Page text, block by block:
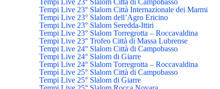
Tempi Live 23° Slalom Città Internazionale dei Marmi
Tempi Live 23° Slalom dell’Agro Ericino
Tempi Live 23° Slalom Seredda-Ittiri
Tempi Live 23° Slalom Torregrotta – Roccavaldina
Tempi Live 23° Trofeo Città di Massa Lubrense
Tempi Live 24° Slalom Città di Campobasso
Tempi Live 24° Slalom di Giarre
Tempi Live 24° Slalom Torregrotta – Roccavaldina
Tempi Live 25° Slalom Città di Campobasso
Tempi Live 25° Slalom di Giarre